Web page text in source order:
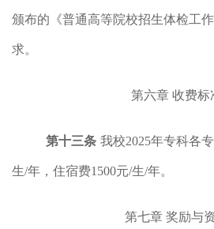
颁布的《普通高等院校招生体检工
求。
第六章 收费标
第十三条 我校2025年专科各
生/年，住宿费1500元/生/年。
第七章 奖励与